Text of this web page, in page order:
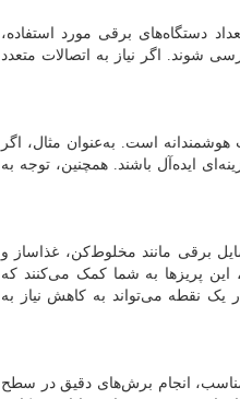
دستگاه‌های برقی مورد استفاده،
شوند. اگر نیاز به اتصالات متعدد
است. به‌عنوان مثال، اگر
ایده‌آل باشند. همچنین، توجه به
برقی مانند مخلوط‌کن، غذاساز و
این پریزها به شما کمک می‌کنند که
یک نقطه می‌تواند به کاهش نیاز به
انجام برش‌های دقیق در سطح